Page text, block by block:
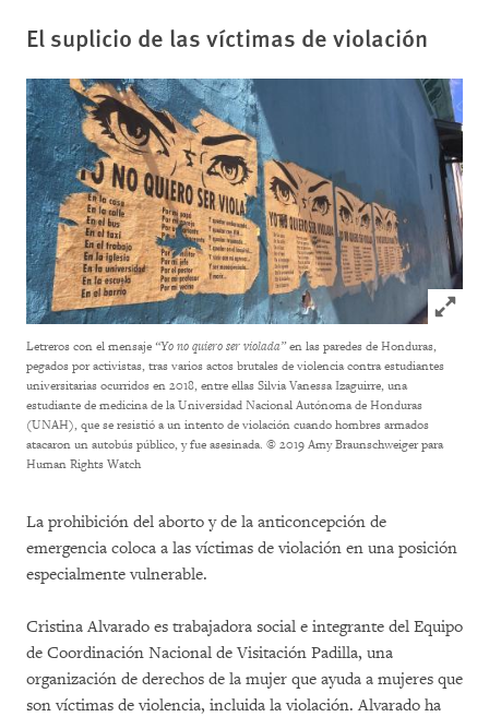
El suplicio de las víctimas de violación
Click to
Letreros con el mensaje “Yo no quiero ser violada”en las paredes de Honduras,
pegados por activistas, tras varios actos brutales de violencia contra estudiantes
universitarias ocurridos en 2018, entre ellas Silvia Vanessa Izaguirre, una
estudiante de medicina de la Universidad Nacional Autónoma de Honduras
(UNAH), que se resistió a un intento de violación cuando hombres armados
atacaron un autobús público, y fue asesinada. © 2019 Amy Braunschweiger para
Human Rights Watch
La prohibición del aborto y de la anticoncepción de
emergencia coloca a las víctimas de violación en una posición
especialmente vulnerable.
Cristina Alvarado es trabajadora social e integrante del Equipo
de Coordinación Nacional de Visitación Padilla, una
organización de derechos de la mujer que ayuda a mujeres que
son víctimas de violencia, incluida la violación. Alvarado ha